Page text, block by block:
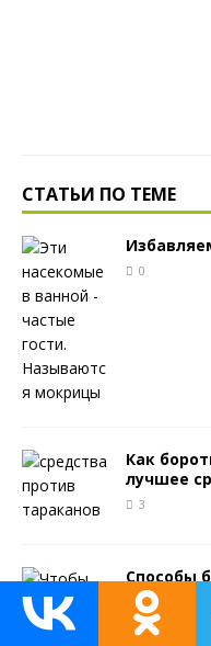
СТАТЬИ ПО ТЕМЕ
0
Как
лучшее
3
Способы
0